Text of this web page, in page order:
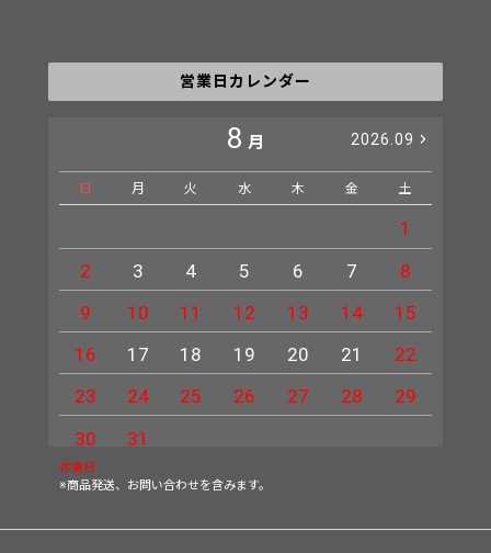
営業日カレンダー
8 月 2026.09
日 月 火 水 木 金 土
1
2
3 4 5 6 7
8
9
10 11 12 13 14
15
16
17 18 19 20 21
22
23
24 25 26 27 28
29
30
31
休業日
※商品発送、お問い合わせを含みます。